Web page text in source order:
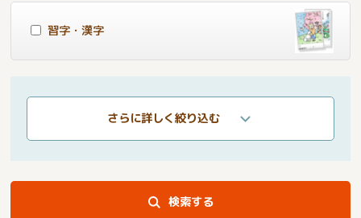
習字・漢字
さらに詳しく絞り込む
検索する